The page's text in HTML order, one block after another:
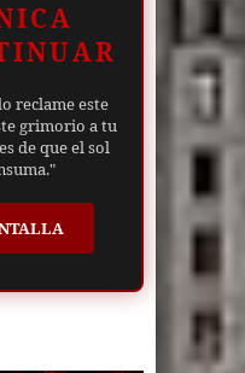
reclame este
grimorio a tu
de que el sol